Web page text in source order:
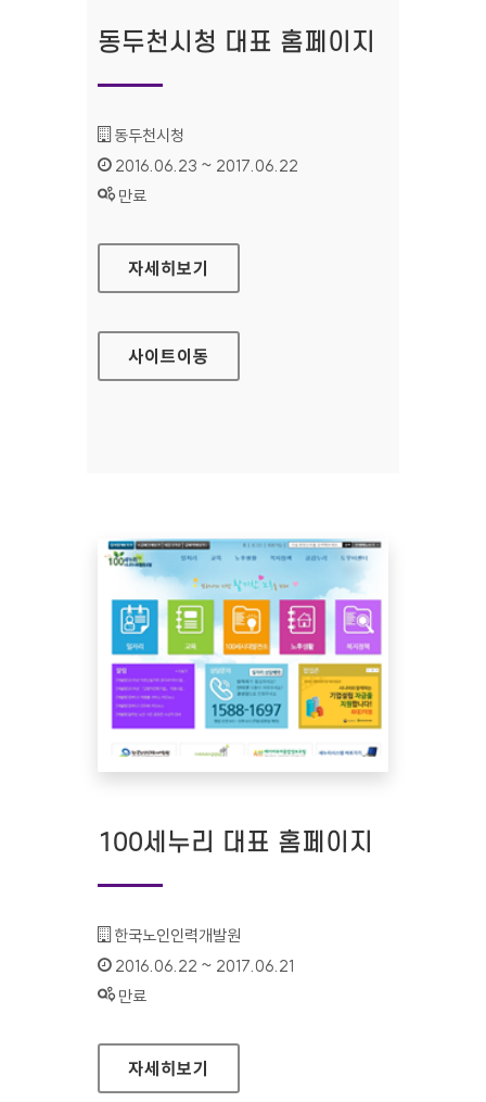
동두천시청 대표 홈페이지
기관명 :
동두천시청
인증기간 :
2016.06.23 ~ 2017.06.22
상태 :
만료
동두천시청 대표 홈페이지
자세히보기
사이트이동
100세누리 대표 홈페이지
기관명 :
한국노인인력개발원
인증기간 :
2016.06.22 ~ 2017.06.21
상태 :
만료
100세누리 대표 홈페이지
자세히보기